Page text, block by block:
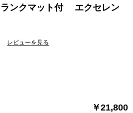
ンクマット付 エクセレン
レビューを見る
￥21,800